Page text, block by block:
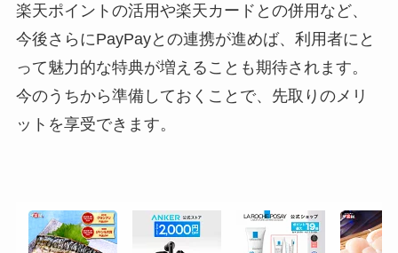
楽天ポイントの活用や楽天カードとの併用など、
今後さらにPayPayとの連携が進めば、利用者にと
って魅力的な特典が増えることも期待されます。
今のうちから準備しておくことで、先取りのメリ
ットを享受できます。